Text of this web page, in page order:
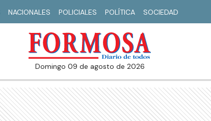
NACIONALES POLICIALES POLÍTICA SOCIEDAD
domingo 09 de agosto de 2026